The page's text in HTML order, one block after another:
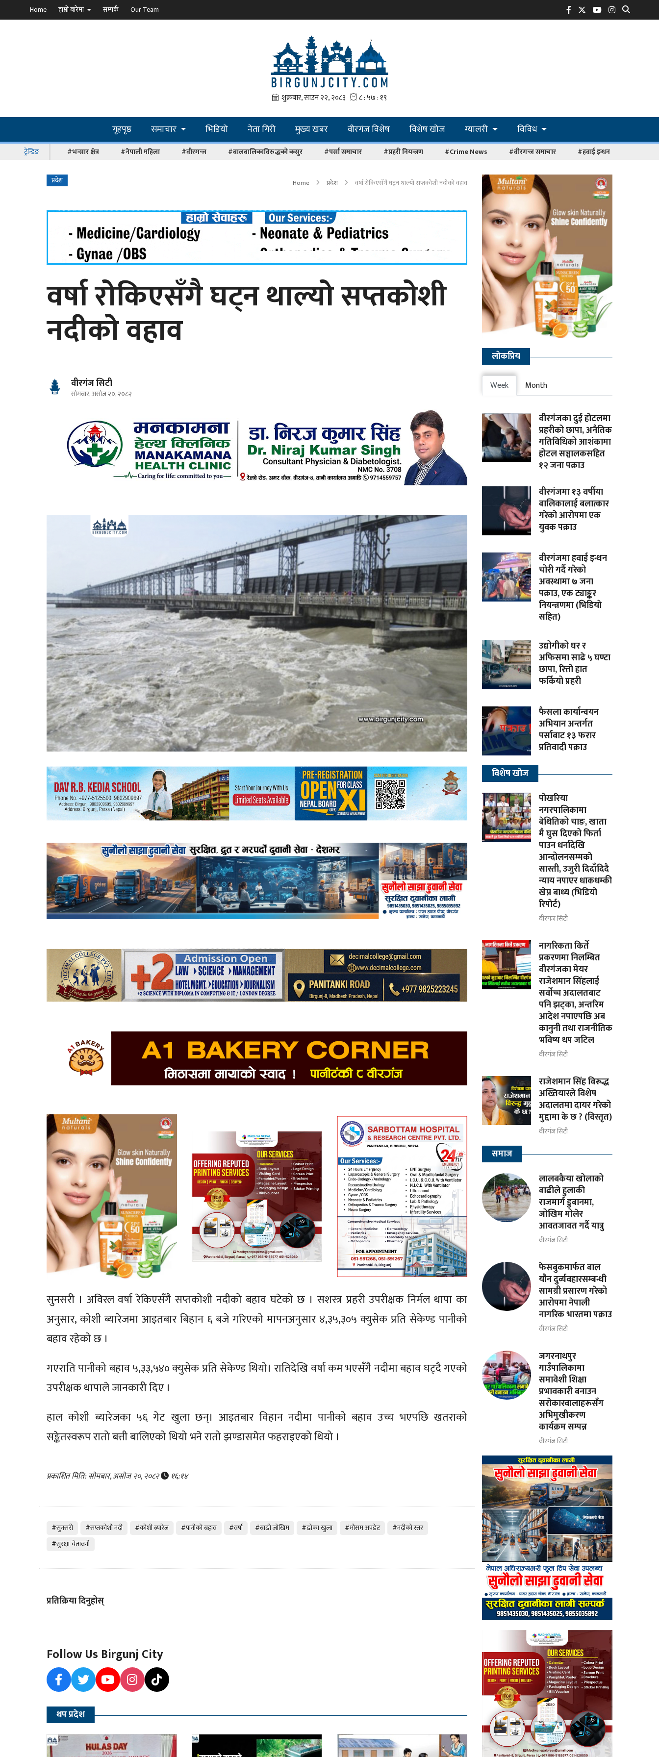
Home हाम्रो बारेमा सम्पर्क Our Team
गृहपृष्ठ समाचार भिडियो नेता गिरी मुख्य खबर वीरगंज विशेष विशेष खोज ग्यालरी विविध
ट्रेन्डिङ #भन्सार क्षेत्र #नेपाली महिला #वीरगन्ज #बालबालिकाविरुद्धको कसुर #पर्सा समाचार #प्रहरी नियन्त्रण #Crime News #वीरगन्ज समाचार #हवाई इन्धन
प्रदेश Home प्रदेश वर्षा रोकिएसँगै घट्न थाल्यो सप्तकोशी नदीको वहाव
वर्षा रोकिएसँगै घट्न थाल्यो सप्तकोशी
नदीको वहाव
वीरगंज सिटी
सोमबार, असोज २०, २०८२
सुनसरी । अविरल वर्षा रेकिएसँगै सप्तकोशी नदीको बहाव घटेको छ । सशस्त्र प्रहरी उपरीक्षक निर्मल थापा का
अनुसार, कोशी ब्यारेजमा आइतबार बिहान ६ बजे गरिएको मापनअनुसार ४,३५,३०५ क्युसेक प्रति सेकेण्ड पानीको
बहाव रहेको छ ।
गएराति पानीको बहाव ५,३३,५४० क्युसेक प्रति सेकेण्ड थियो। रातिदेखि वर्षा कम भएसँगै नदीमा बहाव घट्दै गएको
उपरीक्षक थापाले जानकारी दिए ।
हाल कोशी ब्यारेजका ५६ गेट खुला छन्। आइतबार विहान नदीमा पानीको बहाव उच्च भएपछि खतराको
सङ्केतस्वरूप रातो बत्ती बालिएको थियो भने रातो झण्डासमेत फहराइएको थियो ।
प्रकाशित मिति: सोमबार, असोज २०, २०८२ १६:१४
#सुनसरी #सप्तकोशी नदी #कोशी ब्यारेज #पानीको बहाव #वर्षा #बाढी जोखिम #ढोका खुला #मौसम अपडेट
#नदीको स्तर
#सुरक्षा चेतावनी
प्रतिक्रिया दिनुहोस्
Follow Us Birgunj City
थप प्रदेश
लाेकप्रिय
Week Month
वीरगंजका दुई होटलमा
प्रहरीको छापा, अनैतिक
गतिविधिको आशंकामा
होटल सञ्चालकसहित
१२ जना पक्राउ
वीरगंजमा १३ वर्षीया
बालिकालाई बलात्कार
गरेको आरोपमा एक
युवक पक्राउ
वीरगंजमा हवाई इन्धन
चोरी गर्दै गरेको
अवस्थामा ७ जना
पक्राउ, एक ट्याङ्कर
नियन्त्रणमा (भिडियाे
सहित)
उद्योगीको घर र
अफिसमा साढे ५ घण्टा
छापा, रित्तो हात
फर्कियो प्रहरी
फैसला कार्यान्वयन
अभियान अन्तर्गत
पर्साबाट १३ फरार
प्रतिवादी पक्राउ
विशेष खोज
पोखरिया
नगरपालिकामा
बेथितिको चाङ, खाता
मै घुस दिएको फिर्ता
पाउन धर्नादेखि
आन्दोलनसम्मकाे
सास्ती, उजुरी दिदाँदिदै
न्याय नपाएर धाकधम्की
खेप्न बाध्य (भिडियाे
रिपाेर्ट)
वीरगंज सिटी
नागरिकता किर्ते
प्रकरणमा निलम्बित
वीरगंजका मेयर
राजेशमान सिंहलाई
सर्वोच्च अदालतबाट
पनि झट्का, अन्तरिम
आदेश नपाएपछि अब
कानुनी तथा राजनीतिक
भविष्य थप जटिल
वीरगंज सिटी
राजेशमान सिंह विरूद्ध
अख्तियारले विशेष
अदालतमा दायर गरेको
मुद्दामा के छ ? (विस्तृत)
वीरगंज सिटी
समाज
लालबकैया खोलाको
बाढीले हुलाकी
राजमार्ग डुबानमा,
जोखिम मोलेर
आवतजावत गर्दै यात्रु
वीरगंज सिटी
फेसबुकमार्फत बाल
यौन दुर्व्यवहारसम्बन्धी
सामग्री प्रसारण गरेको
आरोपमा नेपाली
नागरिक भारतमा पक्राउ
वीरगंज सिटी
जगरनाथपुर
गाउँपालिकामा
समावेशी शिक्षा
प्रभावकारी बनाउन
सरोकारवालाहरूसँग
अभिमुखीकरण
कार्यक्रम सम्पन्न
वीरगंज सिटी